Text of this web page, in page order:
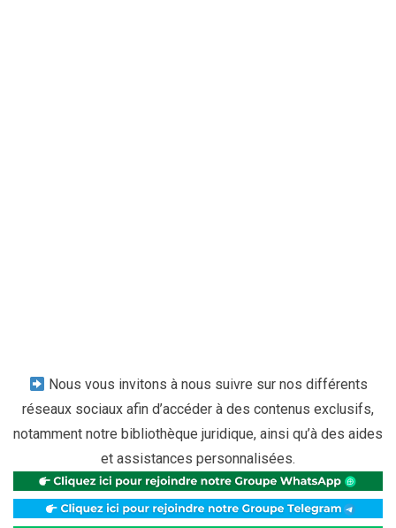
Nous vous invitons à nous suivre sur nos différents
réseaux sociaux afin d’accéder à des contenus exclusifs,
notamment notre bibliothèque juridique, ainsi qu’à des aides
et assistances personnalisées.